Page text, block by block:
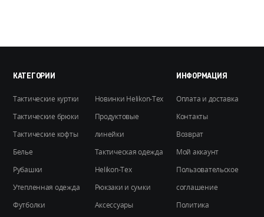
можно
на
товара.
КАТЕГОРИИ
Тактические куртки
Тактические брюки
Тактические кофты
Белье
Рубашки
Утепленная одежда
Футболки
Новинки Helikon-Tex
Продуктовые
линейки
Тактическая одежда
Helikon-Tex
Рюкзаки и сумки
Аксессуары
ИНФОРМАЦИЯ
Оплата и доставка
Контакты
Возврат
Мой аккаунт
Пользовательское
соглашение
Политика